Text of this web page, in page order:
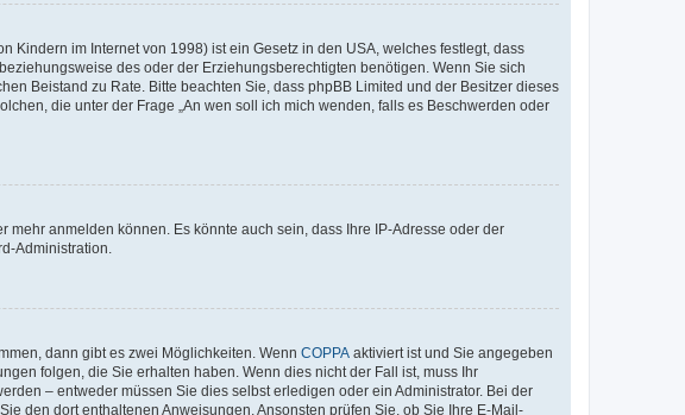
Kindern im Internet von 1998) ist ein Gesetz in den USA, welches festlegt, dass
des oder der Erziehungsberechtigten benötigen. Wenn Sie sich
Beistand zu Rate. Bitte beachten Sie, dass phpBB Limited und der Besitzer dieses
die unter der Frage „An wen soll ich mich wenden, falls es Beschwerden oder
anmelden können. Es könnte auch sein, dass Ihre IP-Adresse oder der
Administration.
dann gibt es zwei Möglichkeiten. Wenn COPPA aktiviert ist und Sie angegeben
folgen, die Sie erhalten haben. Wenn dies nicht der Fall ist, muss Ihr
– entweder müssen Sie dies selbst erledigen oder ein Administrator. Bei der
den dort enthaltenen Anweisungen. Ansonsten prüfen Sie, ob Sie Ihre E-Mail-